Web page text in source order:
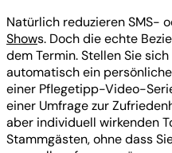
Natürlich reduzieren SMS-
Shows. Doch die echte
dem Termin. Stellen Sie
automatisch ein
einer Pflegetipp-Video-
einer Umfrage zur
aber individuell wirkenden
Stammgästen, ohne dass